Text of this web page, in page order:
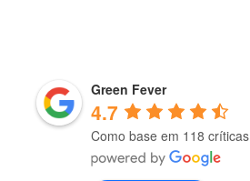
Green Fever
4.7
Como base em 118 críticas